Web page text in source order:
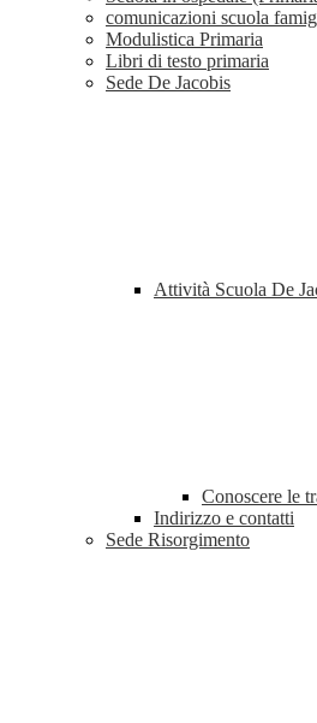
comunicazioni scuola
Modulistica Primaria
Libri di testo primaria
Sede De Jacobis
Attività Scuola De
Conoscere le
Indirizzo e contatti
Sede Risorgimento